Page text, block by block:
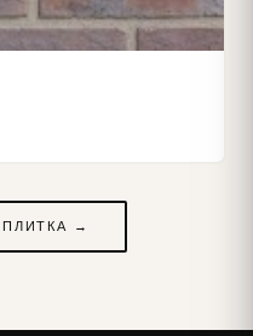
→